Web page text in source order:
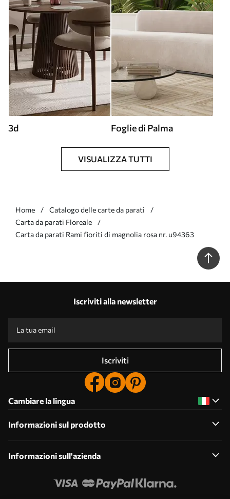
3d Foglie di Palma
VISUALIZZA TUTTI
Home
Catalogo delle carte da parati
Carta da parati Floreale
Carta da parati Rami fioriti di magnolia rosa nr. u94363
Iscriviti alla newsletter
Iscriviti
Cambiare la lingua
Informazioni sul prodotto
Informazioni sull'azienda